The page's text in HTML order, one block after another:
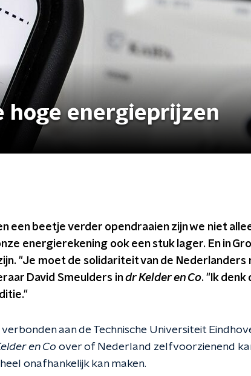
hoge energieprijzen
een beetje verder opendraaien zijn we niet
energierekening ook een stuk lager. En in
"Je moet de solidariteit van de Nederlanders
David Smeulders indr Kelder en Co. "Ik denk
aan de Technische Universiteit
en Co over of Nederland zelfvoorzienend
onafhankelijk kan maken.